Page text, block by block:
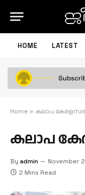
HOME LATEST
Home » കലാപ
കലാപ
By admin November
2 Mins Read